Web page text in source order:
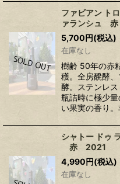
ファビアン ト
ァランシュ
5,700円(税込)
在庫なし
樹齢 50年の赤
穫。全房醗酵
酵。ステンレ
瓶詰時に極少
い果実の香り
シャトー ドゥ
赤 2021
4,990円(税込)
在庫なし